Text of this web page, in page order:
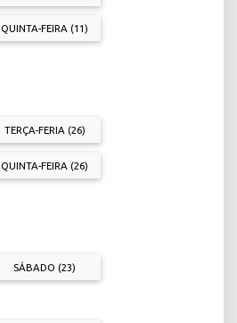
QUINTA-FEIRA (11)
TERÇA-FERIA (26)
QUINTA-FEIRA (26)
SÁBADO (23)